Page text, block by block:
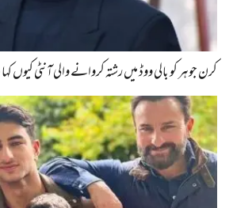
کرن جوہر کو بالی ووڈ میں رشتہ کروانے والی آنٹی کیوں